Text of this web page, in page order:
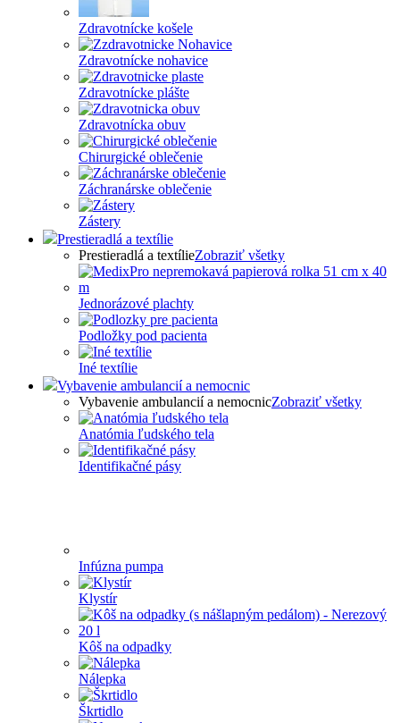
Zdravotnícke košele
Zdravotnícke nohavice
Zdravotnícke plášte
Zdravotnícka obuv
Chirurgické oblečenie
Záchranárske oblečenie
Zástery
Prestieradlá a textílie
Prestieradlá a textílieZobraziť všetky
Jednorázové plachty
Podložky pod pacienta
Iné textílie
Vybavenie ambulancií a nemocnic
Vybavenie ambulancií a nemocnicZobraziť všetky
Anatómia ľudského tela
Identifikačné pásy
Infúzna pumpa
Klystír
Kôš na odpadky
Nálepka
Škrtidlo